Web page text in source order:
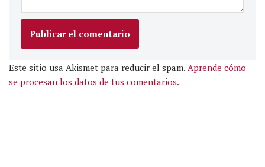
Este sitio usa Akismet para reducir el spam. Aprende cómo
se procesan los datos de tus comentarios.